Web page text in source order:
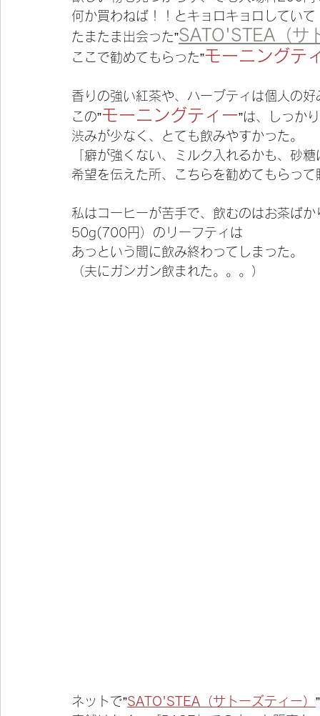
何か買わねば！！とキョロキョロしていて
たまたま出会った”SATO'STEA（サ
ここで勧めてもらった”モーニングテ
香りの強い紅茶や、ハーブティは個人の
この”モーニングティー”は、しっか
渋みが少なく、とても飲みやすかった。
「癖が強くない、ミルク入れるかも、砂
希望を伝えた所、こちらを勧めてもらって
私はコーヒーが苦手で、飲むのはお茶ばか
50g(700円）のリーフティは
あっという間に飲み終わってしまった。
（夫にガンガン飲まれた。。。）
ネットで”SATO'STEA（サトーズティー）